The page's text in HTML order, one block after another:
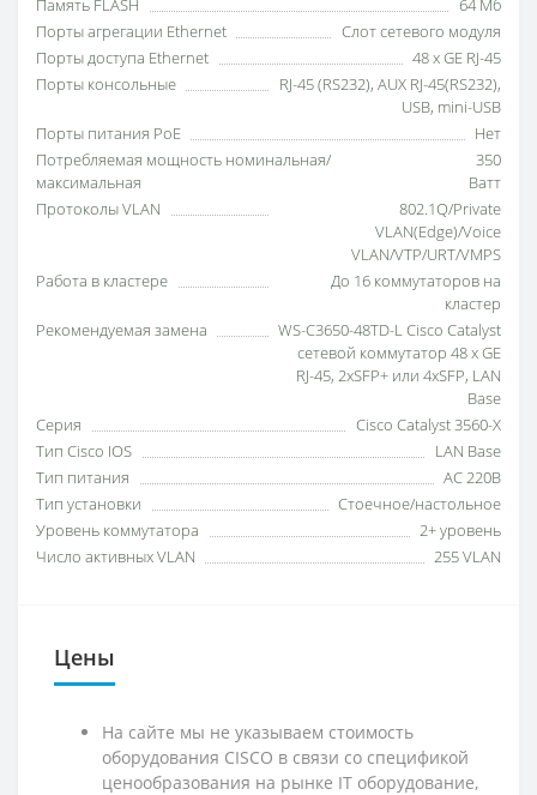
Память FLASH
64 Мб
Порты агрегации Ethernet
Слот сетевого модуля
Порты доступа Ethernet
48 x GE RJ-45
Порты консольные
RJ-45 (RS232), AUX RJ-45(RS232),
USB, mini-USB
Порты питания PoE
Нет
Потребляемая мощность номинальная/
максимальная
350
Ватт
Протоколы VLAN
802.1Q/Private
VLAN(Edge)/Voice
VLAN/VTP/URT/VMPS
Работа в кластере
До 16 коммутаторов на
кластер
Рекомендуемая замена
WS-C3650-48TD-L Cisco Catalyst
cетевой коммутатор 48 x GE
RJ-45, 2xSFP+ или 4xSFP, LAN
Base
Серия
Cisco Catalyst 3560-X
Тип Cisco IOS
LAN Base
Тип питания
AC 220В
Тип установки
Стоечное/настольное
Уровень коммутатора
2+ уровень
Число активных VLAN
255 VLAN
Цены
На сайте мы не указываем стоимость
оборудования CISCO в связи со спецификой
ценообразования на рынке IT оборудование,